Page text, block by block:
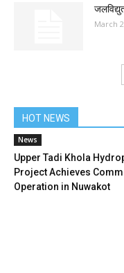
March
HOT NEWS
News
Upper Tadi Khola
Project Achieves
Operation in Nuwakot